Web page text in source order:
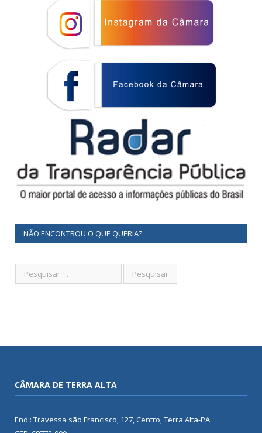
NÃO ENCONTROU O QUE QUERIA?
CÂMARA DE TERRA ALTA
End.: Travessa são Francisco, 127, Centro, Terra Alta-PA.